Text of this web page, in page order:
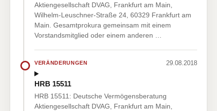
Aktiengesellschaft DVAG, Frankfurt am Main,
Wilhelm-Leuschner-Straße 24, 60329 Frankfurt am
Main. Gesamtprokura gemeinsam mit einem
Vorstandsmitglied oder einem anderen …
VERÄNDERUNGEN 29.08.2018
HRB 15511
HRB 15511: Deutsche Vermögensberatung
Aktiengesellschaft DVAG, Frankfurt am Main,